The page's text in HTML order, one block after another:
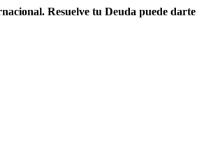
Resuelve tu Deuda puede darte